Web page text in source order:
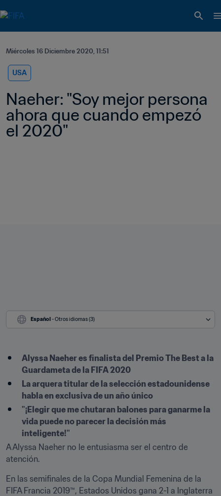
Miércoles 16 Diciembre 2020, 11:51
USA
Naeher: "Soy mejor persona
ahora que cuando empezó
el 2020"
Español - Otros idiomas (3)
Alyssa Naeher es finalista del Premio The Best a la
Guardameta de la FIFA 2020
La arquera titular de la selección estadounidense
habla en exclusiva de un año único
"¡Elegir que me chutaran balones para ganarme la
vida puede no parecer la decisión más
inteligente!"
A Alyssa Naeher no le entusiasma ser el centro de
atención.
En las semifinales de la Copa Mundial Femenina de la
FIFA Francia 2019™, Estados Unidos gana 2-1 a Inglaterra